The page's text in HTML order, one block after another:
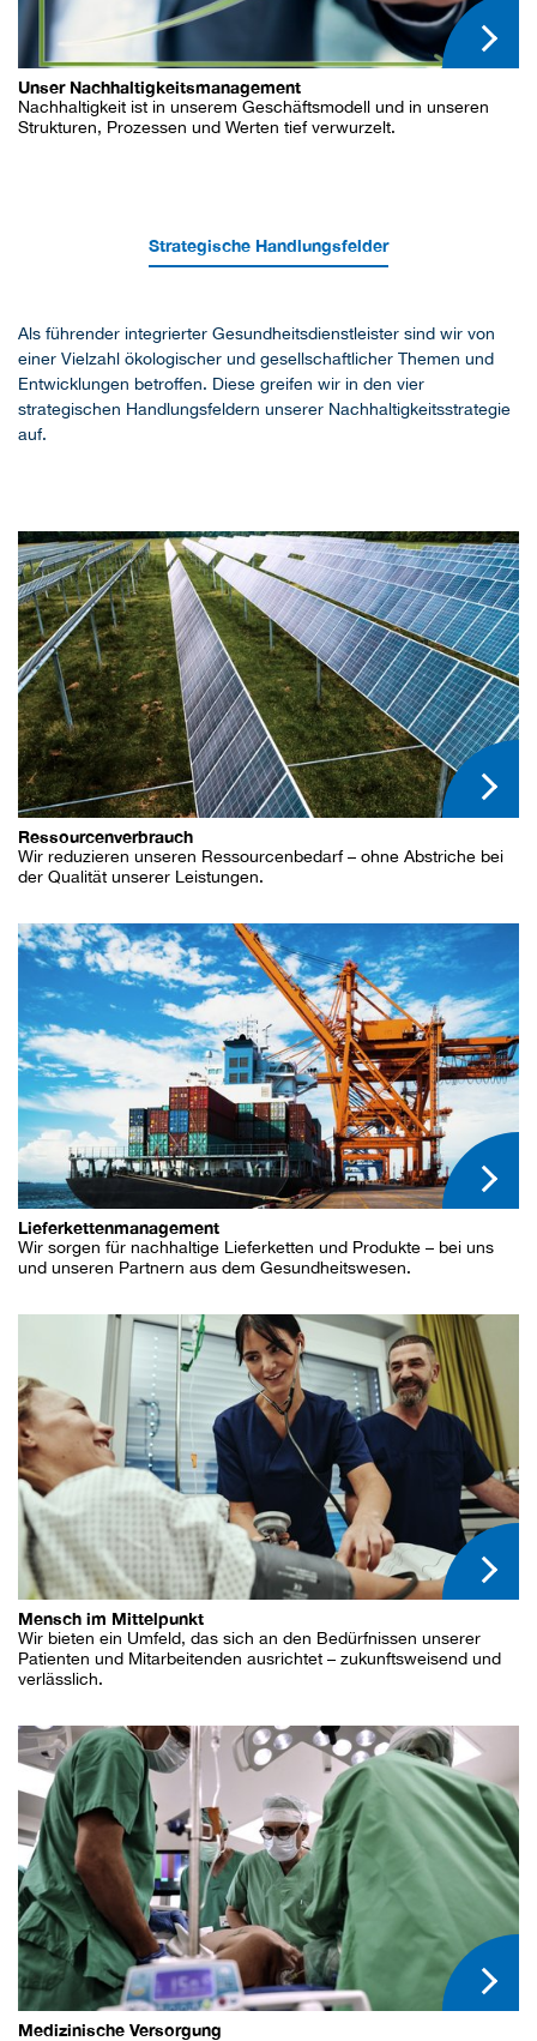
Unser Nachhaltigkeitsmanagement
Nachhaltigkeit ist in unserem Geschäftsmodell und in unseren
Strukturen, Prozessen und Werten tief verwurzelt.
Strategische Handlungsfelder
Als führender integrierter Gesundheitsdienstleister sind wir von
einer Vielzahl ökologischer und gesellschaftlicher Themen und
Entwicklungen betroffen. Diese greifen wir in den vier
strategischen Handlungsfeldern unserer Nachhaltigkeitsstrategie
auf.
Ressourcenverbrauch
Wir reduzieren unseren Ressourcenbedarf – ohne Abstriche bei
der Qualität unserer Leistungen.
Lieferkettenmanagement
Wir sorgen für nachhaltige Lieferketten und Produkte – bei uns
und unseren Partnern aus dem Gesundheitswesen.
Mensch im Mittelpunkt
Wir bieten ein Umfeld, das sich an den Bedürfnissen unserer
Patienten und Mitarbeitenden ausrichtet – zukunftsweisend und
verlässlich.
Medizinische Versorgung